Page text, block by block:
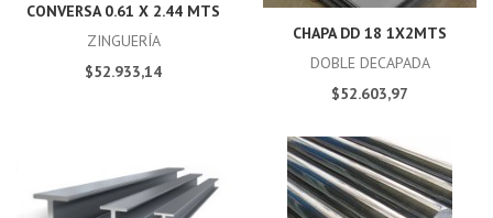
CONVERSA 0.61 X 2.44 MTS
ZINGUERÍA
$52.933,14
CHAPA DD 18 1X2MTS
DOBLE DECAPADA
$52.603,97